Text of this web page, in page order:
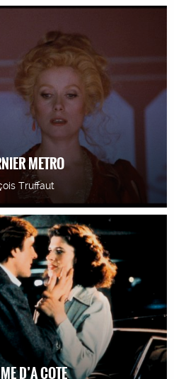
METRO
Truffaut
D’A COTE